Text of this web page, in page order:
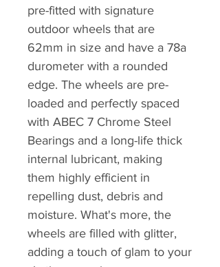
pre-fitted with signature
outdoor wheels that are
62mm in size and have a 78a
durometer with a rounded
edge. The wheels are pre-
loaded and perfectly spaced
with ABEC 7 Chrome Steel
Bearings and a long-life thick
internal lubricant, making
them highly efficient in
repelling dust, debris and
moisture. What's more, the
wheels are filled with glitter,
adding a touch of glam to your